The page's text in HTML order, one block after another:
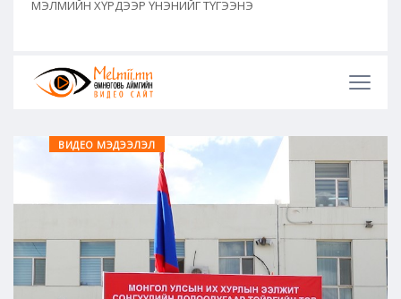
МЭЛМИЙН ХҮРДЭЭР ҮНЭНИЙГ ТҮГЭЭНЭ
ВИДЕО МЭДЭЭЛЭЛ